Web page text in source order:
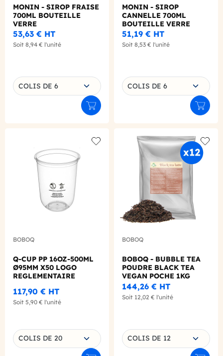
MONIN - SIROP FRAISE
700ML BOUTEILLE
VERRE
53,63 € HT
Soit 8,94 € l'unité
Choisissez une déclinaison
COLIS DE 6
Ajouter au panier
MONIN - SIROP
CANNELLE 700ML
BOUTEILLE VERRE
51,19 € HT
Soit 8,53 € l'unité
Choisissez une déclinaison
COLIS DE 6
Add to wishlist
BOBOQ
Q-CUP PP 16OZ-500ML
Ø95MM X50 LOGO
REGLEMENTAIRE
117,90 € HT
Soit 5,90 € l'unité
Choisissez une déclinaison
COLIS DE 20
Add
BOBOQ
BOBOQ - BUBBLE TEA
POUDRE BLACK TEA
VEGAN POCHE 1KG
144,26 € HT
Soit 12,02 € l'unité
Choisissez une déclinaison
COLIS DE 12